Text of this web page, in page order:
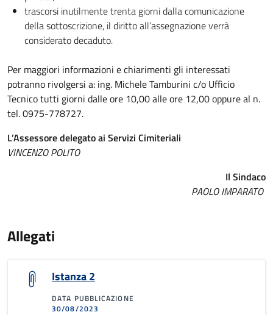
trascorsi inutilmente trenta giorni dalla comunicazione
della sottoscrizione, il diritto all’assegnazione verrà
considerato decaduto.
Per maggiori informazioni e chiarimenti gli interessati
potranno rivolgersi a: ing. Michele Tamburini c/o Ufficio
Tecnico tutti giorni dalle ore 10,00 alle ore 12,00 oppure al n.
tel. 0975-778727.
L’Assessore delegato ai Servizi Cimiteriali
VINCENZO POLITO
Il Sindaco
PAOLO IMPARATO
Allegati
Istanza 2
DATA PUBBLICAZIONE
30/08/2023